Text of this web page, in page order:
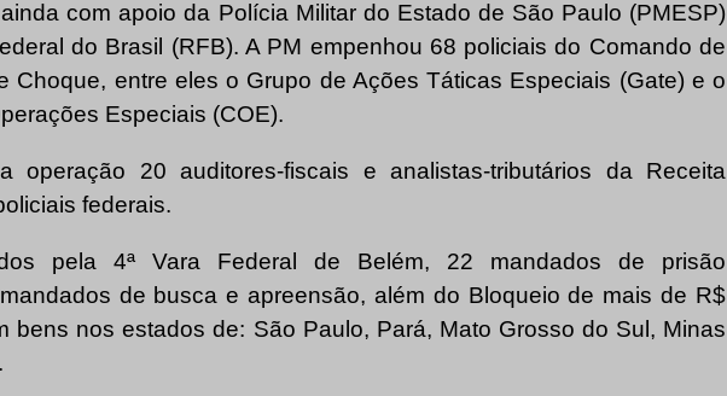
com apoio da Polícia Militar do Estado de São Paulo (PMESP)
do Brasil (RFB). A PM empenhou 68 policiais do Comando de
Choque, entre eles o Grupo de Ações Táticas Especiais (Gate) e o
Especiais (COE).
operação 20 auditores-fiscais e analistas-tributários da Receita
federais.
pela 4ª Vara Federal de Belém, 22 mandados de prisão
de busca e apreensão, além do Bloqueio de mais de R$
bens nos estados de: São Paulo, Pará, Mato Grosso do Sul, Minas